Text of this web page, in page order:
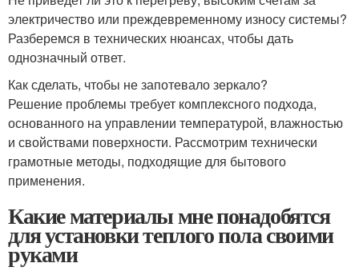
электричество или преждевременному износу системы?
Разберемся в технических нюансах, чтобы дать
однозначный ответ.
Как сделать, чтобы не запотевало зеркало?
Решение проблемы требует комплексного подхода,
основанного на управлении температурой, влажностью
и свойствами поверхности. Рассмотрим технически
грамотные методы, подходящие для бытового
применения.
Какие материалы мне понадобятся
для установки теплого пола своими
руками